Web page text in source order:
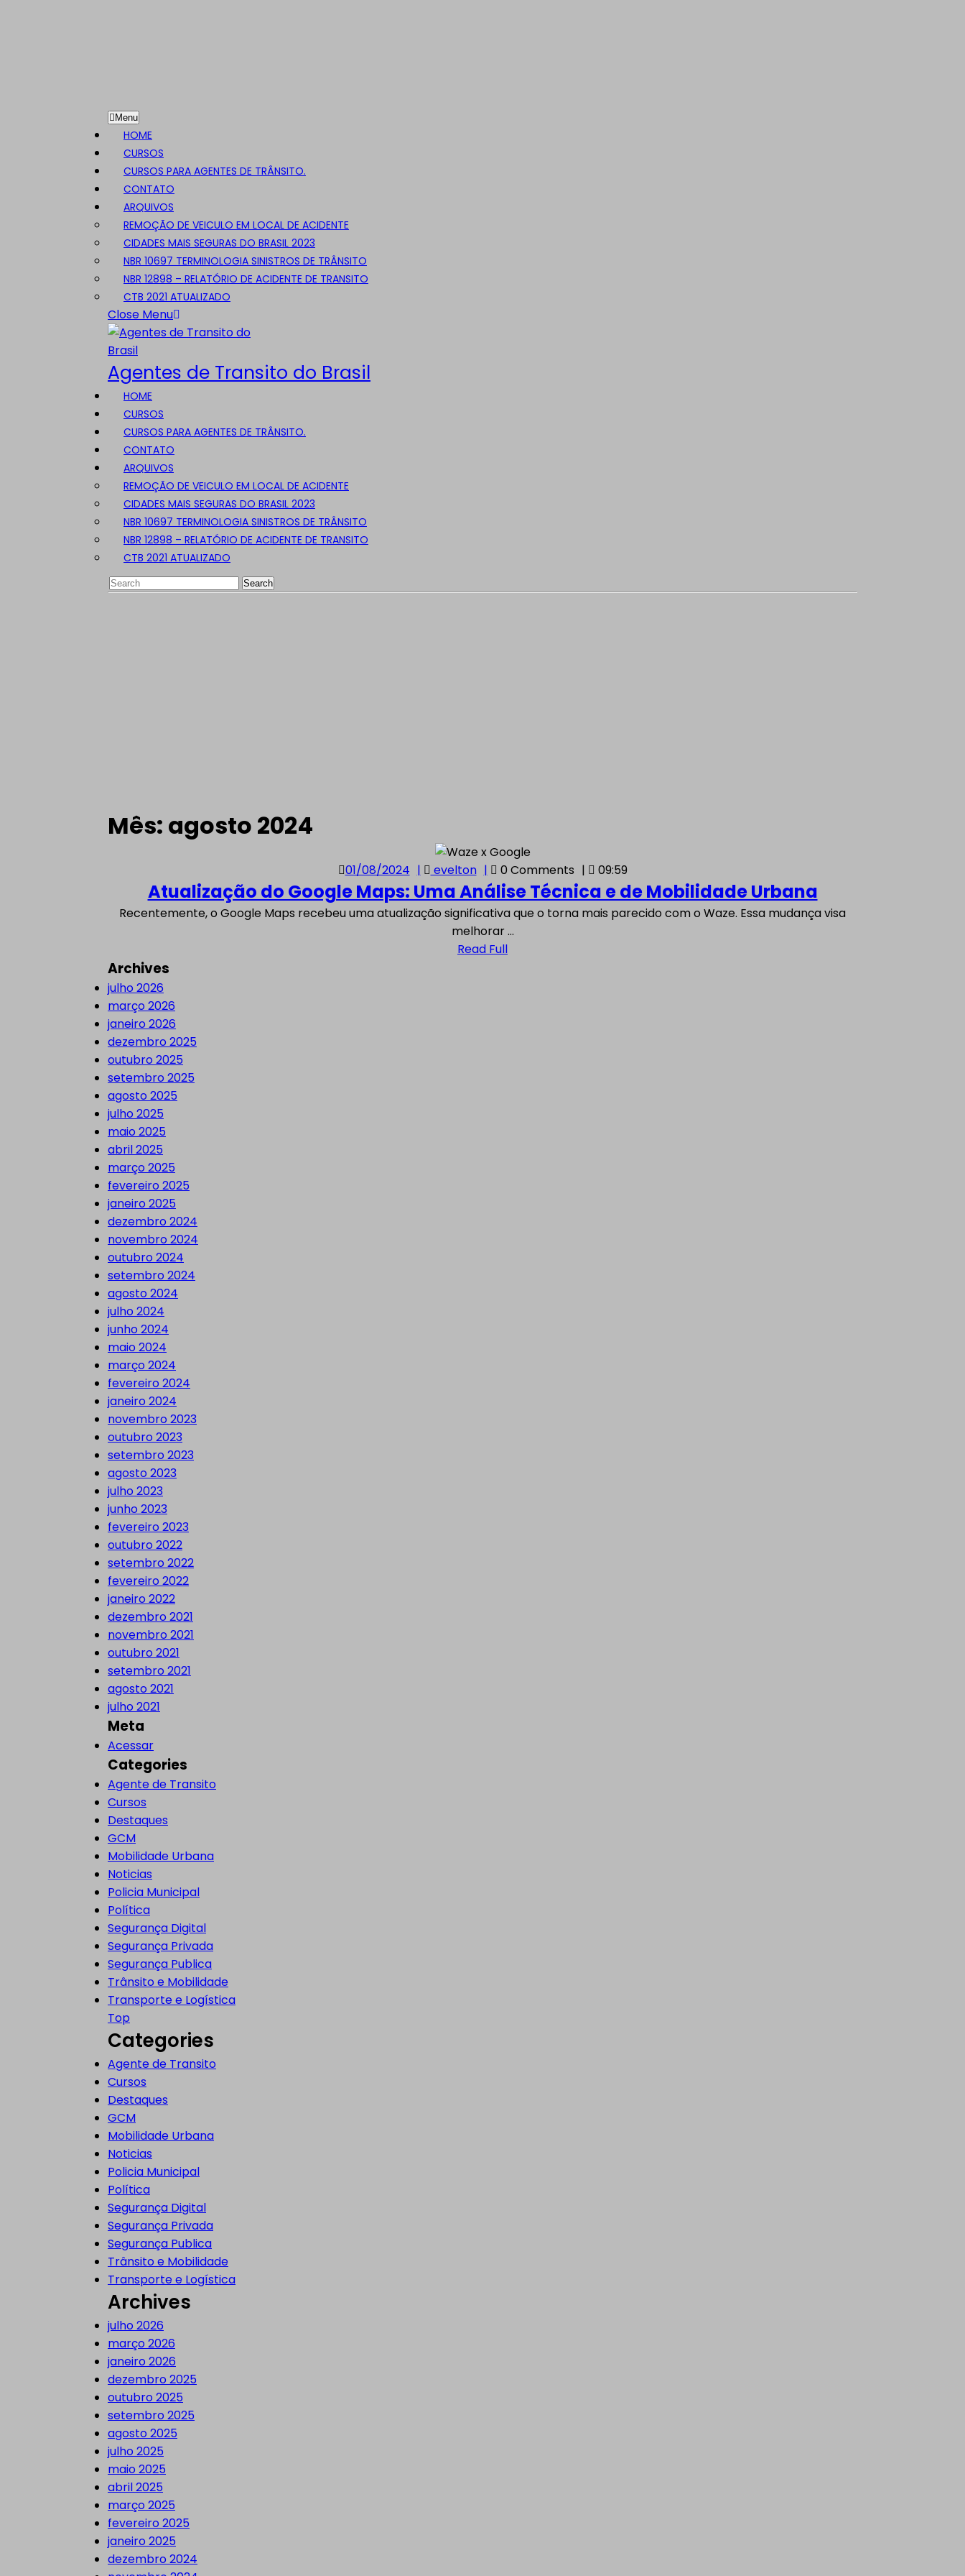
Skip
content
Skip
Content
MenuMenu
HOME
CURSOS
CURSOS PARA AGENTES DE TRÂNSITO.
CONTATO
ARQUIVOS
REMOÇÃO DE VEICULO EM LOCAL DE ACIDENTE
CIDADES MAIS SEGURAS DO BRASIL 2023
NBR 10697 TERMINOLOGIA SINISTROS DE TRÂNSITO
NBR 12898 – RELATÓRIO DE ACIDENTE DE TRANSITO
CTB 2021 ATUALIZADO
Close Menu
Menu
Agentes de Transito do Brasil
HOME
CURSOS
CURSOS PARA AGENTES DE TRÂNSITO.
CONTATO
ARQUIVOS
REMOÇÃO DE VEICULO EM LOCAL DE ACIDENTE
CIDADES MAIS SEGURAS DO BRASIL 2023
NBR 10697 TERMINOLOGIA SINISTROS DE TRÂNSITO
NBR 12898 – RELATÓRIO DE ACIDENTE DE TRANSITO
CTB 2021 ATUALIZADO
Search
Mês: agosto 2024
01/08/2024 01/08/2024
evelton evelton
0 Comments 09:59
Atualização do Google Maps: Uma Análise Técnica e de Mobilidade UrbanaAtualização
do
Recentemente, o Google Maps recebeu uma atualização significativa que o torna mais parecido com o Waze. Essa mudança visa
melhorar ...
Read FullRead
Archives
julho 2026
março 2026
janeiro 2026
dezembro 2025
outubro 2025
setembro 2025
agosto 2025
julho 2025
maio 2025
abril 2025
março 2025
fevereiro 2025
janeiro 2025
dezembro 2024
novembro 2024
outubro 2024
setembro 2024
agosto 2024
julho 2024
junho 2024
maio 2024
março 2024
fevereiro 2024
janeiro 2024
novembro 2023
outubro 2023
setembro 2023
agosto 2023
julho 2023
junho 2023
fevereiro 2023
outubro 2022
setembro 2022
fevereiro 2022
janeiro 2022
dezembro 2021
novembro 2021
outubro 2021
setembro 2021
agosto 2021
julho 2021
Meta
Acessar
Categories
Agente de Transito
Cursos
Destaques
GCM
Mobilidade Urbana
Noticias
Policia Municipal
Política
Segurança Digital
Segurança Privada
Segurança Publica
Trânsito e Mobilidade
Transporte e Logística
Top
to
Categories
Agente de Transito
Cursos
Destaques
GCM
Mobilidade Urbana
Noticias
Policia Municipal
Política
Segurança Digital
Segurança Privada
Segurança Publica
Trânsito e Mobilidade
Transporte e Logística
Archives
julho 2026
março 2026
janeiro 2026
dezembro 2025
outubro 2025
setembro 2025
agosto 2025
julho 2025
maio 2025
abril 2025
março 2025
fevereiro 2025
janeiro 2025
dezembro 2024